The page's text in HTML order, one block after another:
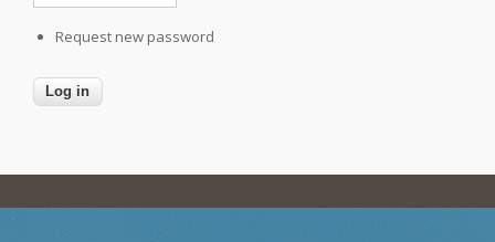
Request new password